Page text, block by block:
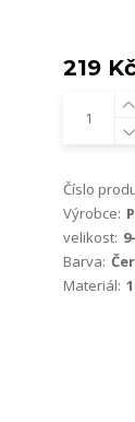
219
Číslo
Výrobce:
velikost:
Barva:
Materiál: